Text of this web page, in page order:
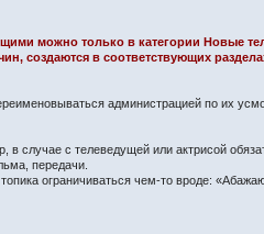
можно только в категории Новые
создаются в соответствующих
администрацией по их
с телеведущей или актрисой
передачи.
ограничиваться чем-то вроде: